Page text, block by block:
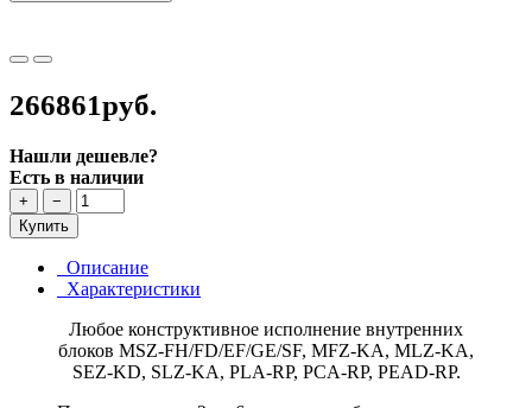
266861руб.
Нашли дешевле?
Есть в наличии
+
−
Купить
Описание
Характеристики
Любое конструктивное исполнение внутренних
блоков MSZ-FH/FD/EF/GE/SF, MFZ-KA, MLZ-KA,
SEZ-KD, SLZ-KA, PLA-RP, PCA-RP, PEAD-RP.